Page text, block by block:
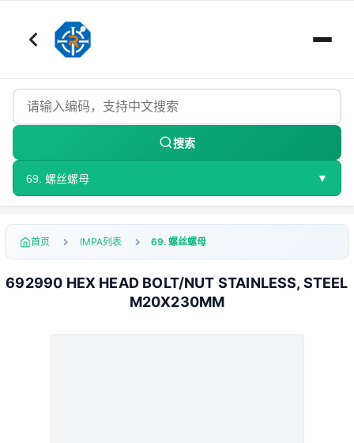
搜索
69. 螺丝螺母 ▼
首页 IMPA列表 69. 螺丝螺母
692990 HEX HEAD BOLT/NUT STAINLESS, STEEL
M20X230MM